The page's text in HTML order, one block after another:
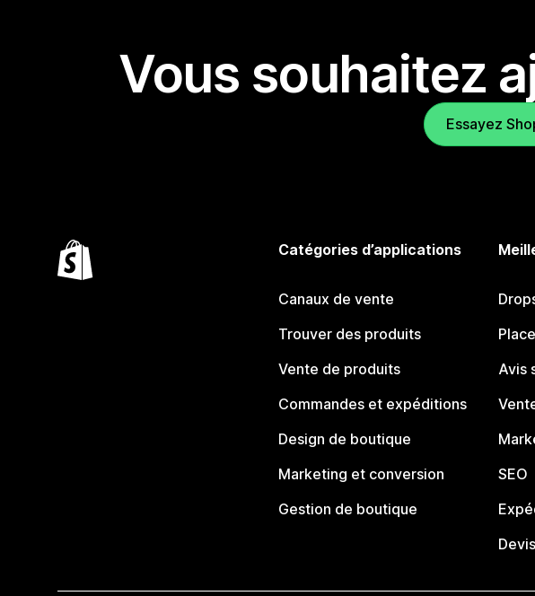
Vous souhaitez
Essayez
Catégories d’applications
Canaux de vente
Trouver des produits
Vente de produits
Commandes et expéditions
Design de boutique
Marketing et conversion
Gestion de boutique
Avis
SEO